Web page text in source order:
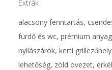
Extrák
alacsony fenntartás,
fürdő és wc, prémium
nyílászárók, kerti
lehetőség, zöld övezet,